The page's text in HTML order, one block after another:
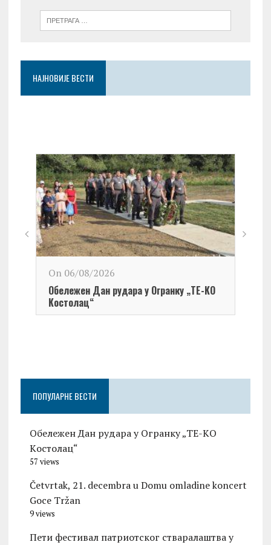
НАЈНОВИЈЕ ВЕСТИ
On 06/08/2026
Обележен Дан рудара у Огранку „ТЕ-KО
Kостолац“
ПОПУЛАРНЕ ВЕСТИ
Обележен Дан рудара у Огранку „ТЕ-KО
Kостолац“
57 views
Četvrtak, 21. decembra u Domu omladine koncert
Goce Tržan
9 views
Пети фестивал патриотског стваралаштва у